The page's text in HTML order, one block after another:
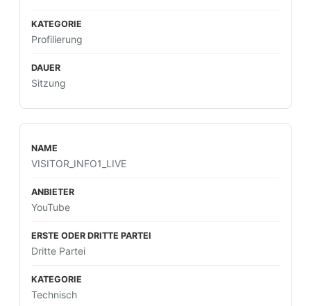
Profilierung
Sitzung
VISITOR_INFO1_LIVE
YouTube
Dritte Partei
Technisch